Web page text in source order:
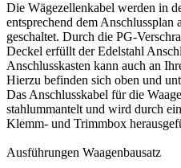
Die Wägezellenkabel werden in
entsprechend dem Anschlussplan
geschaltet. Durch die PG-
Deckel erfüllt der Edelstahl
Anschlusskasten kann auch an
Hierzu befinden sich oben und
Das Anschlusskabel für die
stahlummantelt und wird durch
Klemm- und Trimmbox
Ausführungen Waagenbausatz